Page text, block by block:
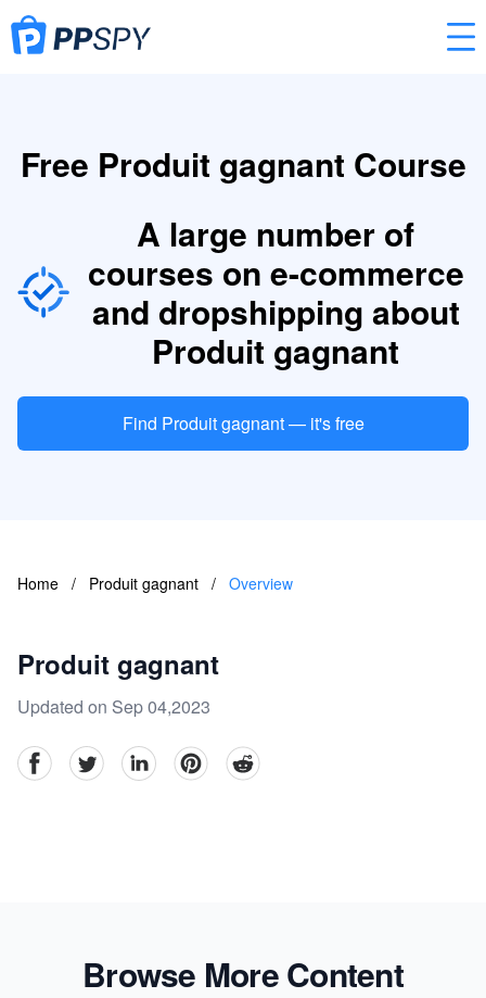
Free Produit gagnant Course
A large number of
courses on e-commerce
and dropshipping about
Produit gagnant
Find Produit gagnant — it's free
Home / Produit gagnant / Overview
Produit gagnant
Updated on Sep 04,2023
facebookTwitter linkedinpinterestreddit
Browse More Content